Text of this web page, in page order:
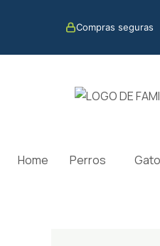
Compras seguras
Home Perros